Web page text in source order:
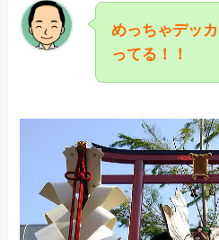
めっちゃデッ
ってる！！